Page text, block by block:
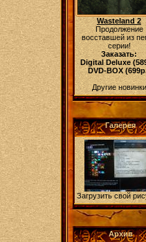
Wasteland 2
Продолжение
восставшей из
серии!
Заказать:
Digital Deluxe
DVD-BOX
Другие новинки
Галерея
Загрузить свой
Архив